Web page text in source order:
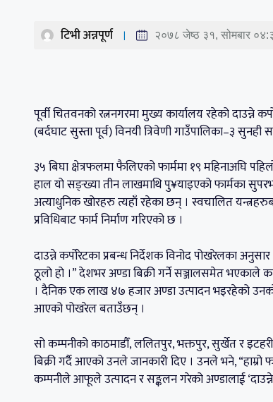
टिभी अन्नपूर्ण २०७८ जेष्ठ ३१, सोमबार
पूर्वी चितवनको रत्ननगरमा मुख्य कार्यालय रहेको दाउन्ने
(बर्दघाट सुस्ता पूर्व) विनयी त्रिवेणी गाउँपालिका–३ सुनही
३५ बिघा क्षेत्रफलमा फैलिएको फार्ममा १९ महिनाअघि
हाल यो सङ्ख्या तीन लाखमाथि पु¥याइएको फार्मका
अत्याधुनिक खोरहरु त्यहाँ रहेका छन् । स्वचालित
प्रविधिबाट फार्म निर्माण गरिएको छ ।
दाउन्ने कर्पोरेटका प्रबन्ध निर्देशक विनोद पोखरेलका
ठूलो हो ।” देशभर अण्डा बिक्री गर्ने सञ्जालसमेत
। दैनिक एक लाख ४७ हजार अण्डा उत्पादन भइरहेको
आएको पोखरेल बताउँछन् ।
सो कम्पनीको काठमाडौँ, ललितपुर, भक्तपुर, सुर्खेत र
बिक्री गर्दै आएको उनले जानकारी दिए । उनले भने,
कम्पनीले आफूले उत्पादन र सङ्कलन गरेको अण्डालाई ‘दाउन्ने